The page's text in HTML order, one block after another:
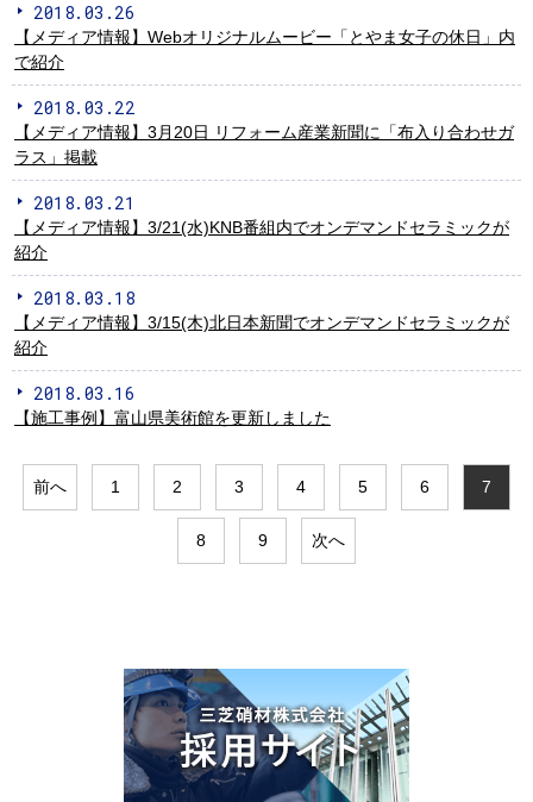
2018.03.26
【メディア情報】Webオリジナルムービー「とやま女子の休日」内
で紹介
2018.03.22
【メディア情報】3月20日 リフォーム産業新聞に「布入り合わせガ
ラス」掲載
2018.03.21
【メディア情報】3/21(水)KNB番組内でオンデマンドセラミックが
紹介
2018.03.18
【メディア情報】3/15(木)北日本新聞でオンデマンドセラミックが
紹介
2018.03.16
【施工事例】富山県美術館を更新しました
前へ 1 2 3 4 5 6 7
8 9 次へ